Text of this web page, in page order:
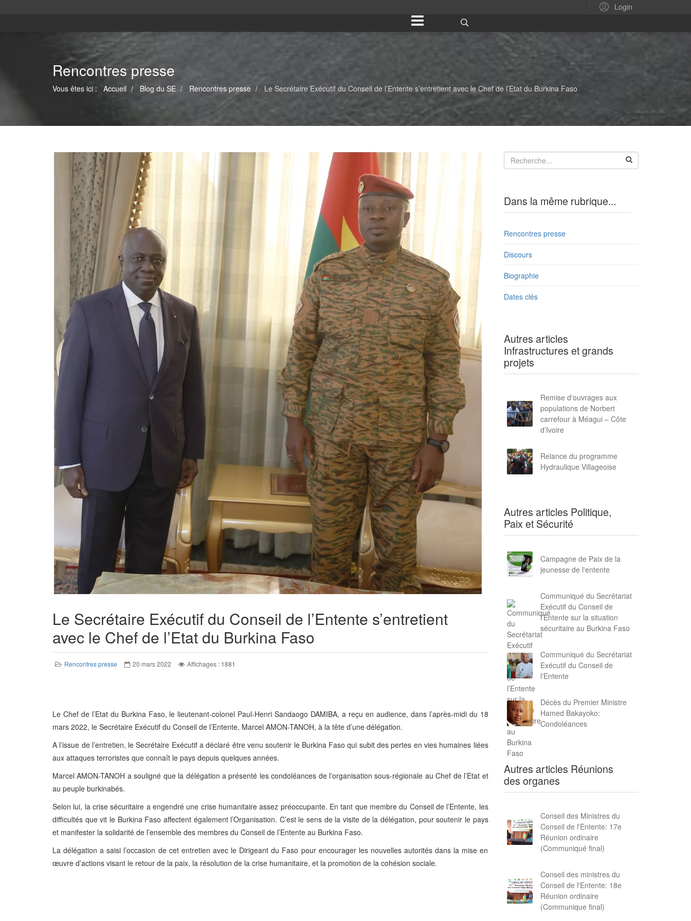
Login
Rencontres presse
Vous êtes ici : Accueil Blog du SE Rencontres presse Le Secrétaire Exécutif du Conseil de l’Entente s’entretient avec le Chef de l’Etat du Burkina Faso
Le Secrétaire Exécutif du Conseil de l’Entente s’entretient
avec le Chef de l’Etat du Burkina Faso
Rencontres presse 20 mars 2022 Affichages : 1881
Le Chef de l’Etat du Burkina Faso, le lieutenant-colonel Paul-Henri Sandaogo DAMIBA, a reçu en audience, dans l’après-midi du 18
mars 2022, le Secrétaire Exécutif du Conseil de l’Entente, Marcel AMON-TANOH, à la tête d’une délégation.
A l’issue de l’entretien, le Secrétaire Exécutif a déclaré être venu soutenir le Burkina Faso qui subit des pertes en vies humaines liées
aux attaques terroristes que connaît le pays depuis quelques années.
Marcel AMON-TANOH a souligné que la délégation a présenté les condoléances de l’organisation sous-régionale au Chef de l’Etat et
au peuple burkinabés.
Selon lui, la crise sécuritaire a engendré une crise humanitaire assez préoccupante. En tant que membre du Conseil de l’Entente, les
difficultés que vit le Burkina Faso affectent également l’Organisation. C’est le sens de la visite de la délégation, pour soutenir le pays
et manifester la solidarité de l’ensemble des membres du Conseil de l’Entente au Burkina Faso.
La délégation a saisi l’occasion de cet entretien avec le Dirigeant du Faso pour encourager les nouvelles autorités dans la mise en
œuvre d’actions visant le retour de la paix, la résolution de la crise humanitaire, et la promotion de la cohésion sociale.
Dans la même rubrique...
Rencontres presse
Discours
Biographie
Dates clés
Autres articles
Infrastructures et grands
projets
Remise d'ouvrages aux
populations de Norbert
carrefour à Méagui – Côte
d’Ivoire
Relance du programme
Hydraulique Villageoise
Autres articles Politique,
Paix et Sécurité
Campagne de Paix de la
jeunesse de l'entente
Communiqué du Secrétariat
Exécutif du Conseil de
l’Entente sur la situation
sécuritaire au Burkina Faso
Communiqué du Secrétariat
Exécutif du Conseil de
l'Entente
Décès du Premier Ministre
Hamed Bakayoko:
Condoléances
Autres articles Réunions
des organes
Conseil des Ministres du
Conseil de l'Entente: 17e
Réunion ordinaire
(Communiqué final)
Conseil des ministres du
Conseil de l'Entente: 18e
Réunion ordinaire
(Communique final)